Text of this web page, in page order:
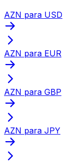
AZN para USD
AZN para EUR
AZN para GBP
AZN para JPY